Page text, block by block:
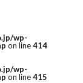
wp-
on line414
wp-
on line415